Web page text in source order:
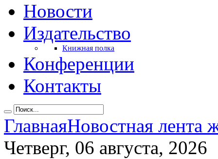
Новости
Издательство
Книжная полка
Конференции
Контакты
ГлавнаяНовостная лента
Четверг, 06 августа, 2026